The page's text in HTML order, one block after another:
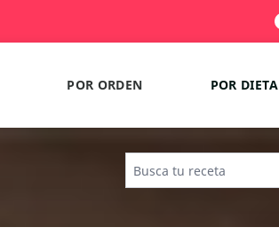
POR ORDEN POR DIETA